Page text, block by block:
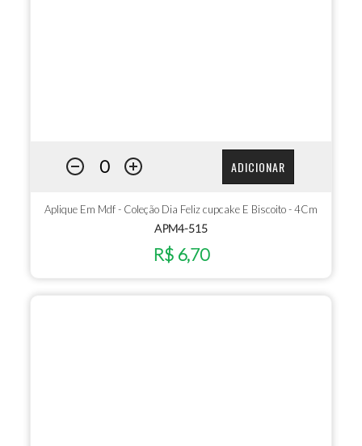
ADICIONAR
Aplique Em Mdf - Coleção Dia Feliz cupcake E Biscoito - 4Cm
APM4-515
R$ 6,70